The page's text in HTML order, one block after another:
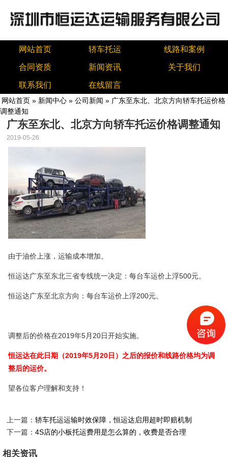
网站首页 轿车托运 线路和案例
合同资质 新闻资讯 关于我们
联系我们 在线留言
网站首页 » 新闻中心 » 公司新闻 » 广东至东北、北京方向轿车托运价格
调整通知
广东至东北、北京方向轿车托运价格调整通知
2019-05-26
由于油价上涨，运输成本增加。
恒运达广东至东北三省专线统一决定：每台车运价上浮500元。
恒运达广东至北京方向：每台车运价上浮200元。
调整后的价格在2019年5月20日开始实施。
恒运达在此日期（2019年5月20日）之后的报价和线路价格均为调
整后的运价。
望各位客户理解和支持！
上一篇：轿车托运运输时效保障，恒运达启用超时即赔机制
下一篇：4S店的小板托运费用是怎么算的，收费是否合理
相关资讯